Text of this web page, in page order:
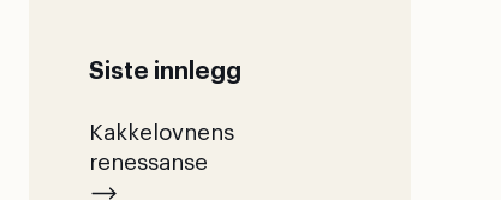
Siste innlegg
Kakkelovnens
renessanse